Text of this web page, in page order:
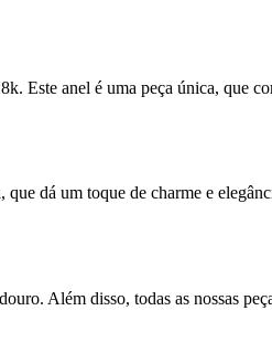
Este anel é uma peça única, que
dá um toque de charme e
Além disso, todas as nossas